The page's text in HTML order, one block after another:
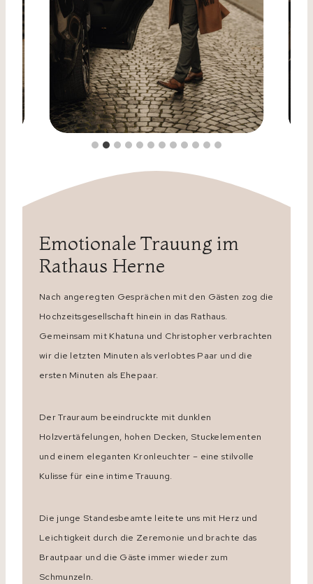
Emotionale Trauung im
Rathaus Herne
Nach angeregten Gesprächen mit den Gästen zog die
Hochzeitsgesellschaft hinein in das Rathaus.
Gemeinsam mit Khatuna und Christopher verbrachten
wir die letzten Minuten als verlobtes Paar und die
ersten Minuten als Ehepaar.
Der Trauraum beeindruckte mit dunklen
Holzvertäfelungen, hohen Decken, Stuckelementen
und einem eleganten Kronleuchter – eine stilvolle
Kulisse für eine intime Trauung.
Die junge Standesbeamte leitete uns mit Herz und
Leichtigkeit durch die Zeremonie und brachte das
Brautpaar und die Gäste immer wieder zum
Schmunzeln.